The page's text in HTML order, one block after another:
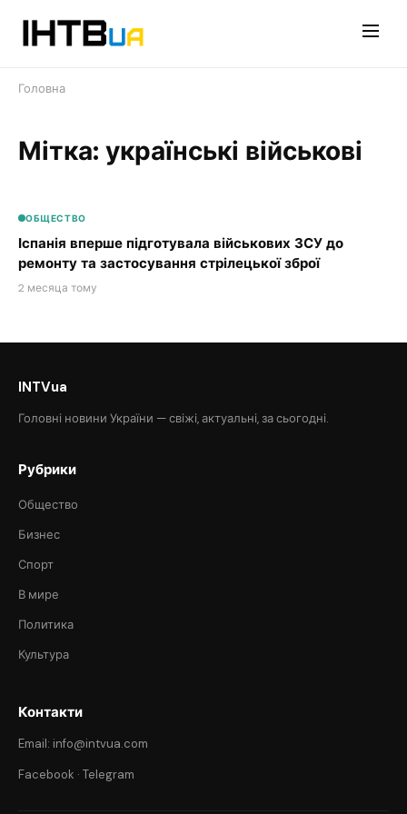
Головна
Мітка: українські військові
ОБЩЕСТВО
Іспанія вперше підготувала військових ЗСУ до
ремонту та застосування стрілецької зброї
2 месяца тому
INTVua
Головні новини України — свіжі, актуальні, за сьогодні.
Рубрики
Общество
Бизнес
Спорт
В мире
Политика
Культура
Контакти
Email: info@intvua.com
Facebook · Telegram